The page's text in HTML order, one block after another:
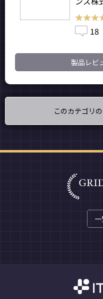
18
製品レビ
このカテゴリ